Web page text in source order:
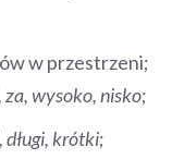
w przestrzeni;
za, wysoko, nisko;
krótki;